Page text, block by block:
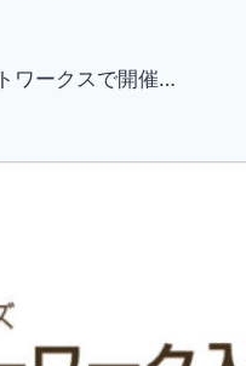
ワークスで開催…